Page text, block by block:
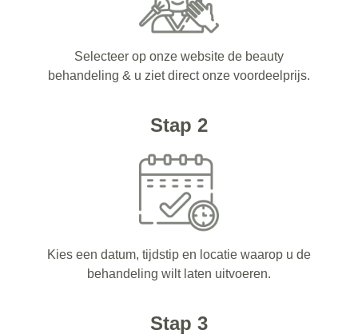
Selecteer op onze website de beauty
behandeling & u ziet direct onze voordeelprijs.
Stap 2
Kies een datum, tijdstip en locatie waarop u de
behandeling wilt laten uitvoeren.
Stap 3